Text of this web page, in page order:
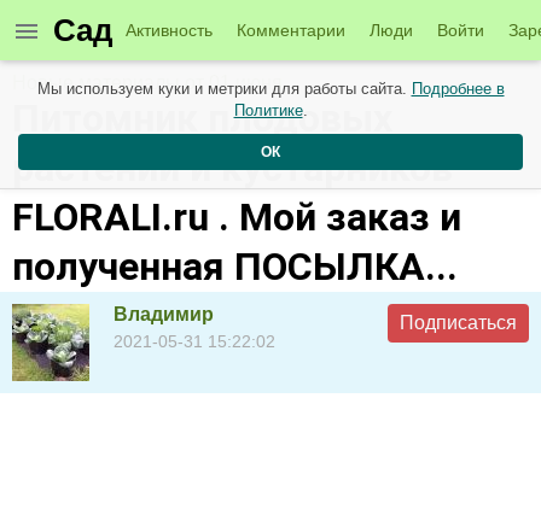
Сад Активность Комментарии Люди Войти
Новые материалы от 01 июня
Питомник плодовых
растений и кустарников
FLORALI.ru . Мой заказ и
полученная ПОСЫЛКА...
Владимир
2021-05-31 15:22:02
Подписаться
Мы используем куки и метрики для работы сайта. Подробнее в
Политике.
ОК